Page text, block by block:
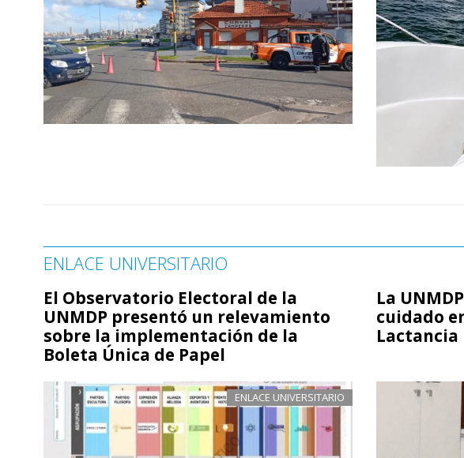
ENLACE UNIVERSITARIO
El Observatorio Electoral de la
UNMDP presentó un relevamiento
sobre la implementación de la
Boleta Única de Papel
ENLACE UNIVERSITARIO
La
cuidado
Lactancia